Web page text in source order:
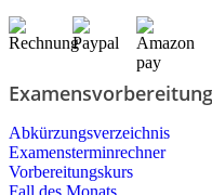
Examensvorbereitung
Abkürzungsverzeichnis
Examensterminrechner
Vorbereitungskurs